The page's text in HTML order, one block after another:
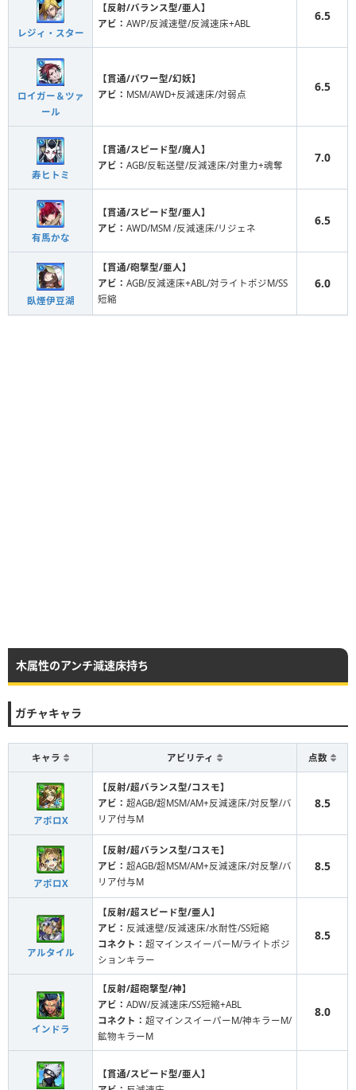
レジィ・スター
【反射/バランス型/亜人】
アビ： AWP/反減速壁/反減速床+ABL
6.5
ロイガー＆ツァ
ール
【貫通/パワー型/幻妖】
アビ： MSM/AWD+反減速床/対弱点
6.5
寿ヒトミ
【貫通/スピード型/魔人】
アビ： AGB/反転送壁/反減速床/対重力+魂奪
7.0
有馬かな
【貫通/スピード型/亜人】
アビ： AWD/MSM /反減速床/リジェネ
6.5
臥煙伊豆湖
【貫通/砲撃型/亜人】
アビ： AGB/反減速床+ABL/対ライトポジM/SS
短縮
6.0
木属性のアンチ減速床持ち
ガチャキャラ
キャラ アビリティ 点数
アポロX
【反射/超バランス型/コスモ】
アビ： 超AGB/超MSM/AM+反減速床/対反撃/バ
リア付与M
8.5
アポロX
【反射/超バランス型/コスモ】
アビ： 超AGB/超MSM/AM+反減速床/対反撃/バ
リア付与M
8.5
アルタイル
【反射/超スピード型/亜人】
アビ： 反減速壁/反減速床/水耐性/SS短縮
コネクト： 超マインスイーパーM/ライトポジ
ションキラー
8.5
インドラ
【反射/超砲撃型/神】
アビ： ADW/反減速床/SS短縮+ABL
コネクト： 超マインスイーパーM/神キラーM/
鉱物キラーM
8.0
【貫通/スピード型/亜人】